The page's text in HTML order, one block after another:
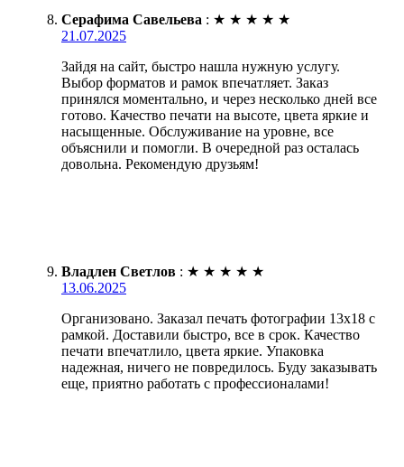
Серафима Савельева : ★ ★ ★ ★ ★
21.07.2025
Зайдя на сайт, быстро нашла нужную услугу.
Выбор форматов и рамок впечатляет. Заказ
принялся моментально, и через несколько дней все
готово. Качество печати на высоте, цвета яркие и
насыщенные. Обслуживание на уровне, все
объяснили и помогли. В очередной раз осталась
довольна. Рекомендую друзьям!
Владлен Светлов : ★ ★ ★ ★ ★
13.06.2025
Организовано. Заказал печать фотографии 13х18 с
рамкой. Доставили быстро, все в срок. Качество
печати впечатлило, цвета яркие. Упаковка
надежная, ничего не повредилось. Буду заказывать
еще, приятно работать с профессионалами!